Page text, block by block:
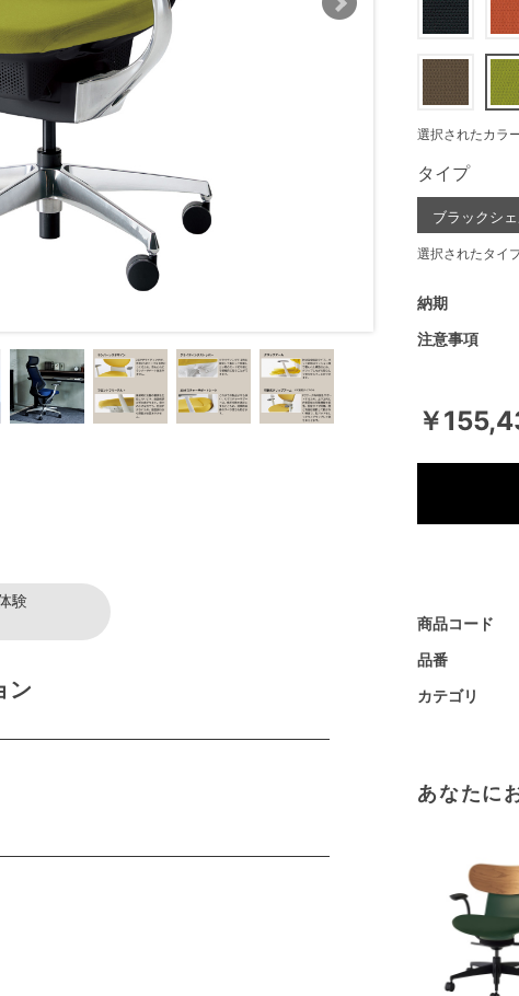
験
ン
￥
商品コード
品番
カテゴリ
注意事項
納期
選択されたカラ
タイプ
ブラックシ
選択されたタイ
あなたに